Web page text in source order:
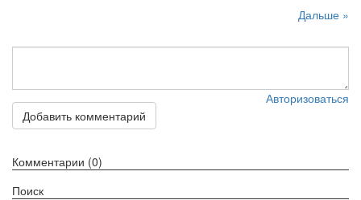
Дальше »
Авторизоваться
Добавить комментарий
Комментарии (0)
Поиск